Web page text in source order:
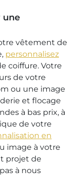
une
vêtement de
personnalisez
coiffure. Votre
de votre
ou une image
et flocage
à bas prix, à
de votre
en
image à votre
projet de
à nous